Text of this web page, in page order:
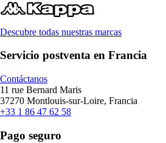
Descubre todas nuestras marcas
Servicio postventa en Francia
Contáctanos
11 rue Bernard Maris
37270 Montlouis-sur-Loire, Francia
+33 1 86 47 62 58
Pago seguro